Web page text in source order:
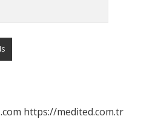
https://medited.com.tr